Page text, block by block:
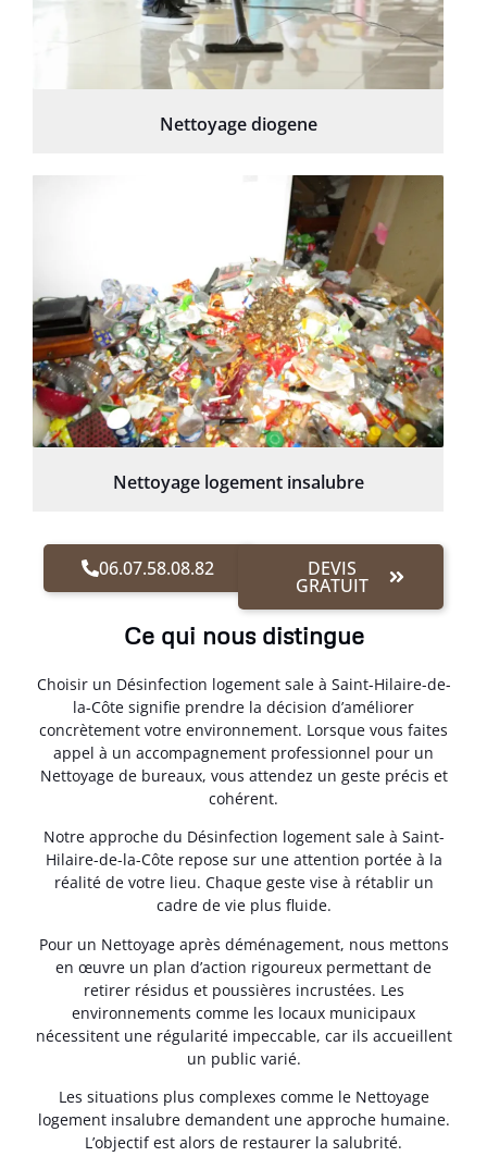
Nettoyage diogene
Nettoyage logement insalubre
06.07.58.08.82 DEVIS
GRATUIT
Ce qui nous distingue
Choisir un Désinfection logement sale à Saint-Hilaire-de-
la-Côte signifie prendre la décision d’améliorer
concrètement votre environnement. Lorsque vous faites
appel à un accompagnement professionnel pour un
Nettoyage de bureaux, vous attendez un geste précis et
cohérent.
Notre approche du Désinfection logement sale à Saint-
Hilaire-de-la-Côte repose sur une attention portée à la
réalité de votre lieu. Chaque geste vise à rétablir un
cadre de vie plus fluide.
Pour un Nettoyage après déménagement, nous mettons
en œuvre un plan d’action rigoureux permettant de
retirer résidus et poussières incrustées. Les
environnements comme les locaux municipaux
nécessitent une régularité impeccable, car ils accueillent
un public varié.
Les situations plus complexes comme le Nettoyage
logement insalubre demandent une approche humaine.
L’objectif est alors de restaurer la salubrité.